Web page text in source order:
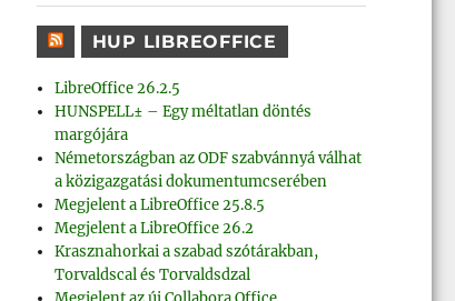
HUP LIBREOFFICE
LibreOffice 26.2.5
HUNSPELL± – Egy méltatlan döntés
margójára
Németországban az ODF szabvánnyá válhat
a közigazgatási dokumentumcserében
Megjelent a LibreOffice 25.8.5
Megjelent a LibreOffice 26.2
Krasznahorkai a szabad szótárakban,
Torvaldscal és Torvaldsdzal